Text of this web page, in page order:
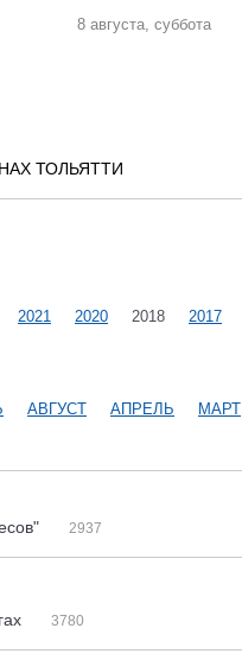
8 августа, суббота
ТОЛЬЯТТИ
2021 2020 2018 2017
АВГУСТ АПРЕЛЬ МАРТ
2937
3780